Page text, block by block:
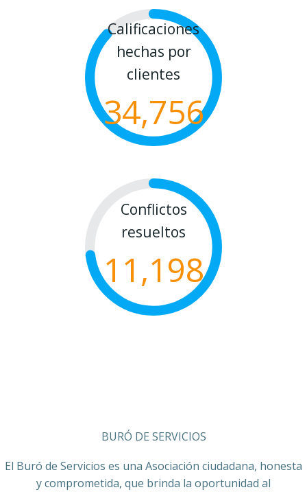
Calificaciones
hechas por
clientes
34,756
Conflictos
resueltos
11,198
BURÓ DE SERVICIOS
El Buró de Servicios es una Asociación ciudadana, honesta
y comprometida, que brinda la oportunidad al